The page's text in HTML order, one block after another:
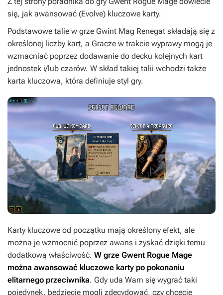
się, jak awansować (Evolve) kluczowe karty.
Podstawowe talie w grze Gwint Mag Renegat składają się z
określonej liczby kart, a Gracze w trakcie wyprawy mogą je
wzmacniać poprzez dodawanie do decku kolejnych kart
jednostek i/lub czarów. W skład takiej talii wchodzi także
karta kluczowa, która definiuje styl gry.
Karty kluczowe od początku mają określony efekt, ale
można je wzmocnić poprzez awans i zyskać dzięki temu
dodatkową właściwość. W grze Gwent Rogue Mage
można awansować kluczowe karty po pokonaniu
elitarnego przeciwnika. Gdy uda Wam się wygrać taki
pojedynek, będziecie mogli zdecydować, czy chcecie